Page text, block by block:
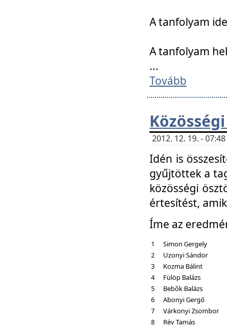
A tanfolyam
A tanfolyam
...
Tovább
2012. 12. 19. -
Idén is
gyűjtöttek a
közösségi
értesítést,
Íme az
1
Simon Gergely
2
Uzonyi Sándor
3
Kozma Bálint
4
Fülöp Balázs
5
Bebők Balázs
6
Abonyi Gergő
7
Várkonyi Zsombor
8
Rév Tamás